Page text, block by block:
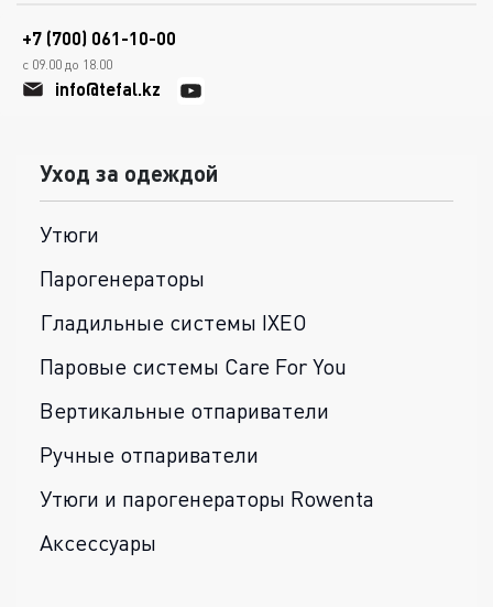
+7 (700) 061-10-00
с 09.00 до 18.00
info@tefal.kz
Уход за одеждой
Утюги
Парогенераторы
Гладильные системы IXEO
Паровые системы Care For You
Вертикальные отпариватели
Ручные отпариватели
Утюги и парогенераторы Rowenta
Аксессуары